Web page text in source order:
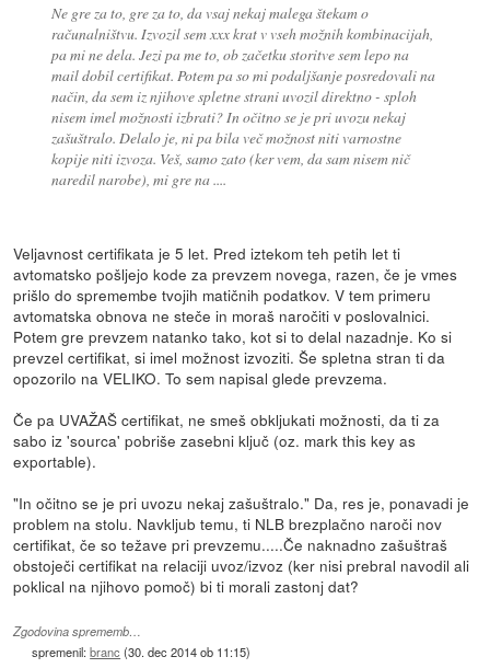
Ne gre za to, gre za to, da vsaj nekaj malega štekam o
računalništvu. Izvozil sem xxx krat v vseh možnih kombinacijah,
pa mi ne dela. Jezi pa me to, ob začetku storitve sem lepo na
mail dobil certifikat. Potem pa so mi podaljšanje posredovali na
način, da sem iz njihove spletne strani uvozil direktno - sploh
nisem imel možnosti izbrati? In očitno se je pri uvozu nekaj
zašuštralo. Delalo je, ni pa bila več možnost niti varnostne
kopije niti izvoza. Veš, samo zato (ker vem, da sam nisem nič
naredil narobe), mi gre na ....
Veljavnost certifikata je 5 let. Pred iztekom teh petih let ti
avtomatsko pošljejo kode za prevzem novega, razen, če je vmes
prišlo do spremembe tvojih matičnih podatkov. V tem primeru
avtomatska obnova ne steče in moraš naročiti v poslovalnici.
Potem gre prevzem natanko tako, kot si to delal nazadnje. Ko si
prevzel certifikat, si imel možnost izvoziti. Še spletna stran ti da
opozorilo na VELIKO. To sem napisal glede prevzema.
Če pa UVAŽAŠ certifikat, ne smeš obkljukati možnosti, da ti za
sabo iz 'sourca' pobriše zasebni ključ (oz. mark this key as
exportable).
"In očitno se je pri uvozu nekaj zašuštralo." Da, res je, ponavadi je
problem na stolu. Navkljub temu, ti NLB brezplačno naroči nov
certifikat, če so težave pri prevzemu.....Če naknadno zašuštraš
obstoječi certifikat na relaciji uvoz/izvoz (ker nisi prebral navodil ali
poklical na njihovo pomoč) bi ti morali zastonj dat?
Zgodovina sprememb…
spremenil:branc (30. dec 2014 ob 11:15)